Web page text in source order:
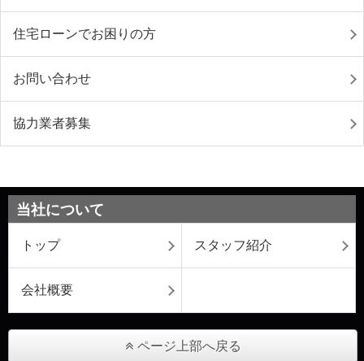
住宅ローンでお困りの方
お問い合わせ
協力業者募集
当社について
トップ スタッフ紹介
会社概要
ページ上部へ戻る